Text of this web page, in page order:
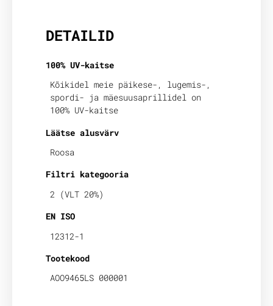
DETAILID
100% UV-kaitse
Kõikidel meie päikese-, lugemis-,
spordi- ja mäesuusaprillidel on
100% UV-kaitse
Läätse alusvärv
Roosa
Filtri kategooria
2 (VLT 20%)
EN ISO
12312-1
Tootekood
AOO9465LS 000001